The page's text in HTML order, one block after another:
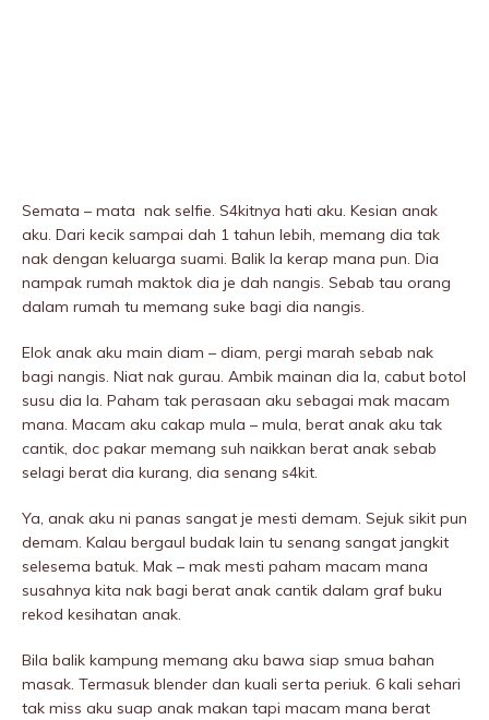
Semata – mata nak selfie. S4kitnya hati aku. Kesian anak
aku. Dari kecik sampai dah 1 tahun lebih, memang dia tak
nak dengan keluarga suami. Balik la kerap mana pun. Dia
nampak rumah maktok dia je dah nangis. Sebab tau orang
dalam rumah tu memang suke bagi dia nangis.
Elok anak aku main diam – diam, pergi marah sebab nak
bagi nangis. Niat nak gurau. Ambik mainan dia la, cabut botol
susu dia la. Paham tak perasaan aku sebagai mak macam
mana. Macam aku cakap mula – mula, berat anak aku tak
cantik, doc pakar memang suh naikkan berat anak sebab
selagi berat dia kurang, dia senang s4kit.
Ya, anak aku ni panas sangat je mesti demam. Sejuk sikit pun
demam. Kalau bergaul budak lain tu senang sangat jangkit
selesema batuk. Mak – mak mesti paham macam mana
susahnya kita nak bagi berat anak cantik dalam graf buku
rekod kesihatan anak.
Bila balik kampung memang aku bawa siap smua bahan
masak. Termasuk blender dan kuali serta periuk. 6 kali sehari
tak miss aku suap anak makan tapi macam mana berat